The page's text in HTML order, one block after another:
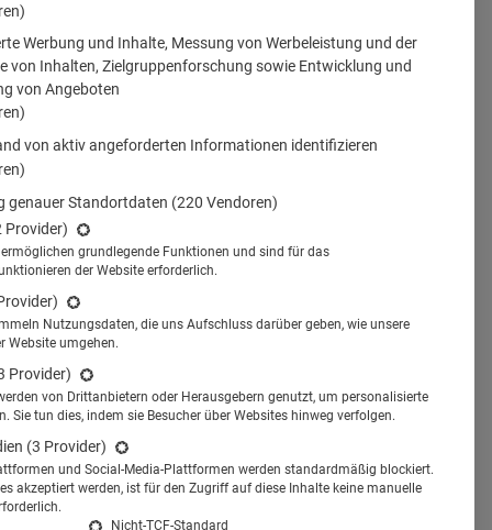
Werbung und Inhalte, Messung von Werbeleistung und der
von Inhalten, Zielgruppenforschung sowie Entwicklung und
von Angeboten
von aktiv angeforderten Informationen identifizieren
genauer Standortdaten (220 Vendoren)
Provider)
ermöglichen grundlegende Funktionen und sind für das
der Website erforderlich.
Nutzungsdaten, die uns Aufschluss darüber geben, wie unsere
Website umgehen.
Provider)
von Drittanbietern oder Herausgebern genutzt, um personalisierte
Sie tun dies, indem sie Besucher über Websites hinweg verfolgen.
(3 Provider)
und Social-Media-Plattformen werden standardmäßig blockiert.
akzeptiert werden, ist für den Zugriff auf diese Inhalte keine manuelle
Nicht-TCF-Standard